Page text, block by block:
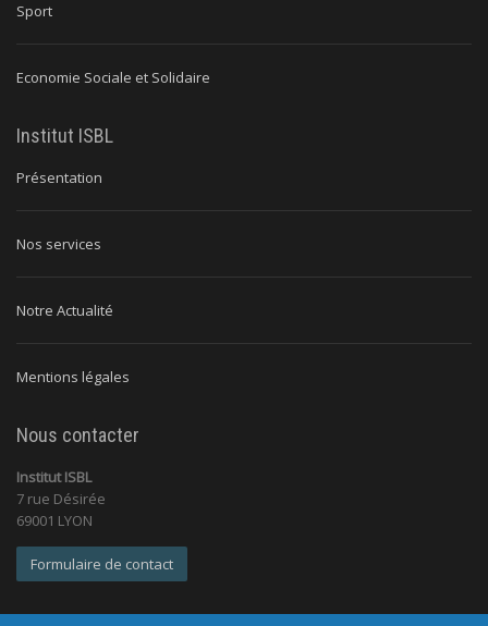
Sport
Economie Sociale et Solidaire
Institut ISBL
Présentation
Nos services
Notre Actualité
Mentions légales
Nous contacter
Institut ISBL
7 rue Désirée
69001 LYON
Formulaire de contact